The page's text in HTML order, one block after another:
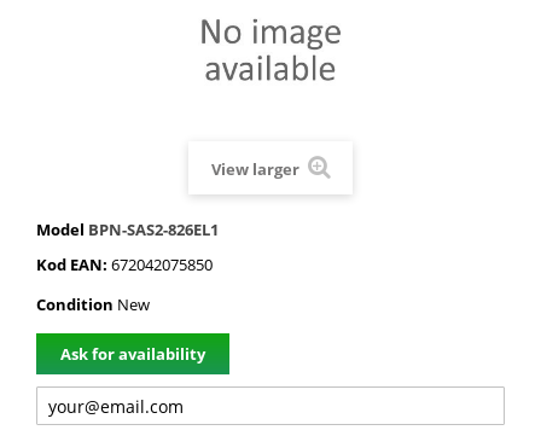
View larger
Model BPN-SAS2-826EL1
Kod EAN: 672042075850
Condition New
Ask for availability